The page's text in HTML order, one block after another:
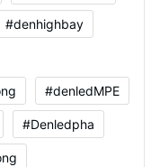
#denhighbay
#denledMPE
#Denledpha